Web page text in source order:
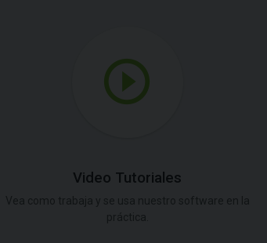
Video Tutoriales